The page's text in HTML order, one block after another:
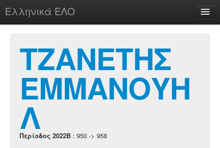
Ελληνικά ΕΛΟ
chesstu.be @ discord
Login
ΤΖΑΝΕΤΗΣ
ΕΜΜΑΝΟΥΗ
Λ
Περίοδος 2022B : 950 -> 958